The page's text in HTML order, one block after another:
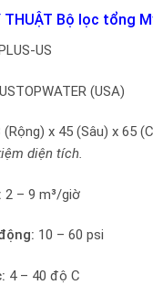
THUẬT Bộ lọc tổng
US
USTOPWATER (USA)
(Rộng) x 45 (Sâu) x 65
diện tích.
2 – 9 m³/giờ
10 – 60 psi
4 – 40 độ C